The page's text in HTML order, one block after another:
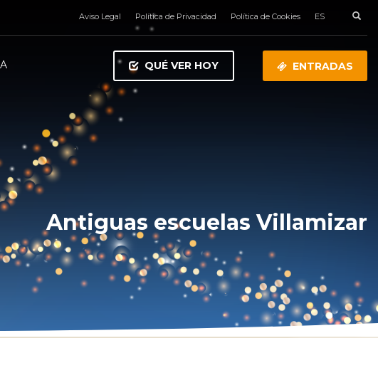
Aviso Legal Política de Privacidad Política de Cookies ES
QUÉ VER HOY ENTRADAS
Antiguas escuelas Villamizar